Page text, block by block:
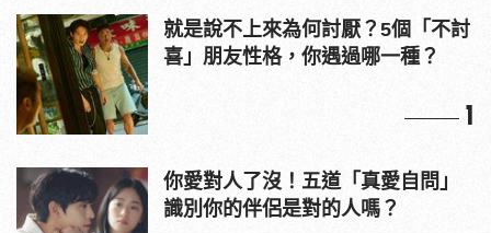
就是說不上來為何討厭？5個「不討
喜」朋友性格，你遇過哪一種？
1
你愛對人了沒！五道「真愛自問」
識別你的伴侶是對的人嗎？